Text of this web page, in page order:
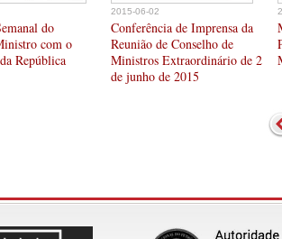
do
com o
República
2015-06-02
Conferência de Imprensa da
Reunião de Conselho de
Ministros Extraordinário de 2
de junho de 2015